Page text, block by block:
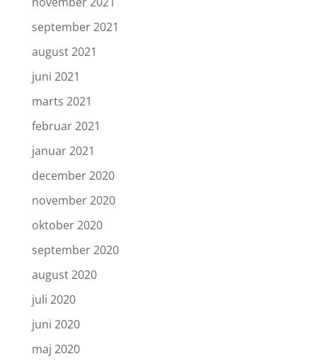
september 2021
august 2021
juni 2021
marts 2021
februar 2021
januar 2021
december 2020
november 2020
oktober 2020
september 2020
august 2020
juli 2020
juni 2020
maj 2020